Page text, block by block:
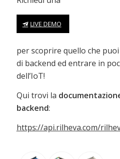
LIVE DEMO
per scoprire quello che
di backend ed entrare in
dell’IoT!
Qui trovi la
backend:
https://api.rilheva.com/